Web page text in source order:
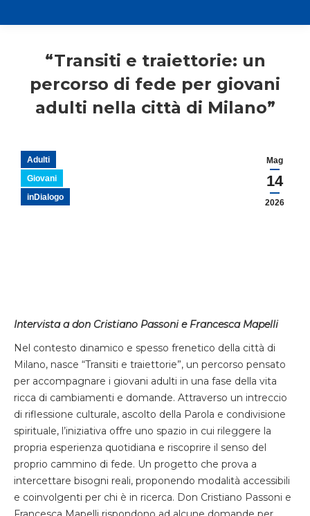
“Transiti e traiettorie: un
percorso di fede per giovani
adulti nella città di Milano”
Mag
14
2026
Adulti
Giovani
inDialogo
Intervista a don Cristiano Passoni e Francesca Mapelli
Nel contesto dinamico e spesso frenetico della città di
Milano, nasce “Transiti e traiettorie”, un percorso pensato
per accompagnare i giovani adulti in una fase della vita
ricca di cambiamenti e domande. Attraverso un intreccio
di riflessione culturale, ascolto della Parola e condivisione
spirituale, l’iniziativa offre uno spazio in cui rileggere la
propria esperienza quotidiana e riscoprire il senso del
proprio cammino di fede. Un progetto che prova a
intercettare bisogni reali, proponendo modalità accessibili
e coinvolgenti per chi è in ricerca. Don Cristiano Passoni e